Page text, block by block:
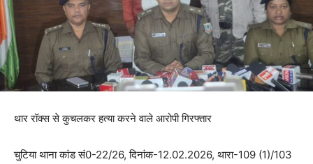
थार रॉक्स से कुचलकर हत्या करने वाले आरोपी गिरफ्तार
चुटिया थाना कांड सं0-22/26, दिनांक-12.02.2026, थारा-109 (1)/103